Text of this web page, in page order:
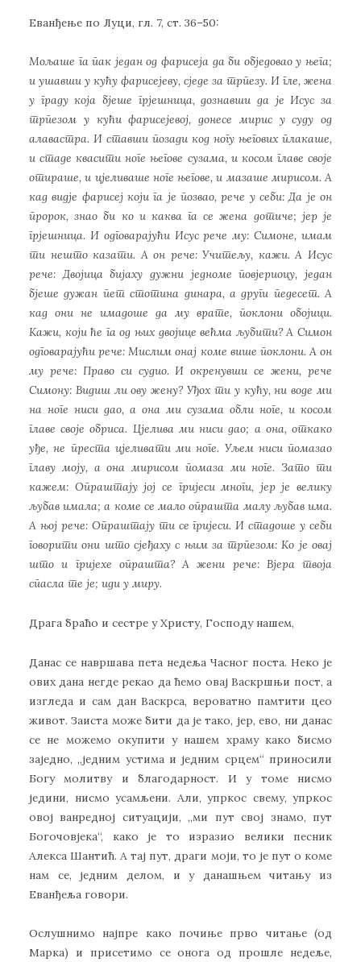
Еванђење по Луци, гл. 7, ст. 36–50:
Мољаше га пак један од фарисеја да би обједовао у њега;
и ушавши у кућу фарисејеву, сједе за трпезу. И гле, жена
у граду која бјеше грјешница, дознавши да је Исус за
трпезом у кући фарисејевој, донесе мирис у суду од
алавастра. И ставши позади код ногу његових плакаше,
и стаде квасити ноге његове сузама, и косом главе своје
отираше, и цјеливаше ноге његове, и мазаше мирисом. А
кад видје фарисеј који га је позвао, рече у себи: Да је он
пророк, знао би ко и каква га се жена дотиче; јер је
грјешница. И одговарајући Исус рече му: Симоне, имам
ти нешто казати. А он рече: Учитељу, кажи. А Исус
рече: Двојица бијаху дужни једноме повјериоцу, један
бјеше дужан пет стотина динара, а други педесет. А
кад они не имадоше да му врате, поклони обојици.
Кажи, који ће га од њих двојице већма љубити? А Симон
одговарајући рече: Мислим онај коме више поклони. А он
му рече: Право си судио. И окренувши се жени, рече
Симону: Видиш ли ову жену? Уђох ти у кућу, ни воде ми
на ноге ниси дао, а она ми сузама обли ноге, и косом
главе своје обриса. Цјелива ми ниси дао; а она, откако
уђе, не преста цјеливати ми ноге. Уљем ниси помазао
главу моју, а она мирисом помаза ми ноге. Зато ти
кажем: Опраштају јој се гријеси многи, јер је велику
љубав имала; а коме се мало опрашта малу љубав има.
А њој рече: Опраштају ти се гријеси. И стадоше у себи
говорити они што сјеђаху с њим за трпезом: Ко је овај
што и гријехе опрашта? А жени рече: Вјера твоја
спасла те је; иди у миру.
Драга браћо и сестре у Христу, Господу нашем,
Данас се навршава пета недеља Часног поста. Неко је
ових дана негде рекао да ћемо овај Васкршњи пост, а
изгледа и сам дан Васкрса, вероватно памтити цео
живот. Заиста може бити да је тако, јер, ево, ни данас
се не можемо окупити у нашем храму како бисмо
заједно, „једним устима и једним срцем“ приносили
Богу молитву и благодарност. И у томе нисмо
једини, нисмо усамљени. Али, упркос свему, упркос
овој ванредној ситуацији, „ми пут свој знамо, пут
Богочовјека“, како је то изразио велики песник
Алекса Шантић. А тај пут, драги моји, то је пут о коме
нам се, једним делом, и у данашњем читању из
Еванђеља говори.
Ослушнимо најпре како почиње прво читање (од
Марка) и присетимо се онога од прошле недеље,